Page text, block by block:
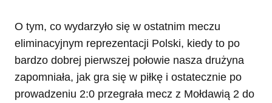
O tym, co wydarzyło się w ostatnim meczu
eliminacyjnym reprezentacji Polski, kiedy to po
bardzo dobrej pierwszej połowie nasza drużyna
zapomniała, jak gra się w piłkę i ostatecznie po
prowadzeniu 2:0 przegrała mecz z Mołdawią 2 do